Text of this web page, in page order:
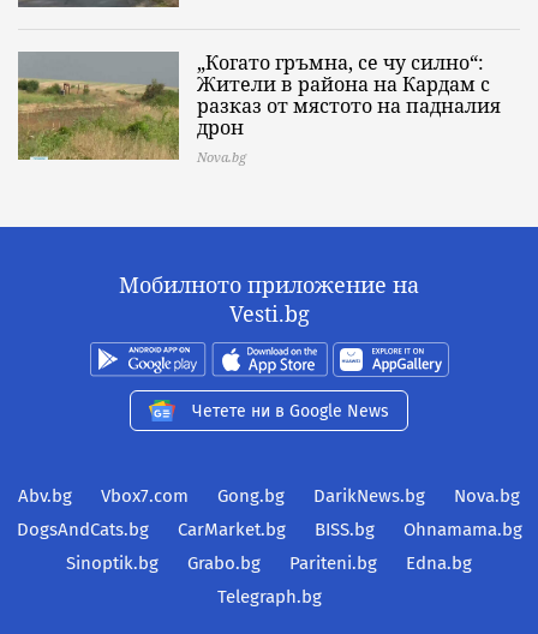
„Когато гръмна, се чу силно“:
Жители в района на Кардам с
разказ от мястото на падналия
дрон
Nova.bg
Мобилното приложение на
Vesti.bg
Четете ни в Google News
Abv.bg Vbox7.com Gong.bg DarikNews.bg
Nova.bg
DogsAndCats.bg
CarMarket.bg BISS.bg
Ohnamama.bg
Sinoptik.bg
Grabo.bg Pariteni.bg
Edna.bg
Telegraph.bg